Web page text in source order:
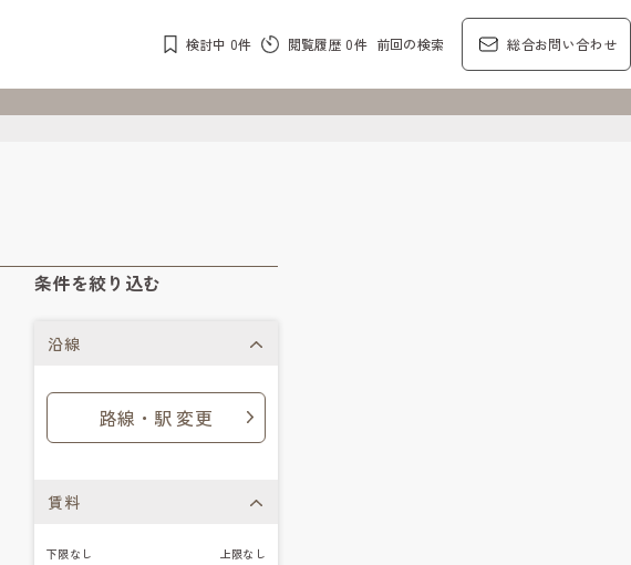
検討中 0件 閲覧履歴 0件 前回の検索 総合お問い合わせ
条件を絞り込む
沿線
路線・駅 変更
賃料
下限なし 上限なし